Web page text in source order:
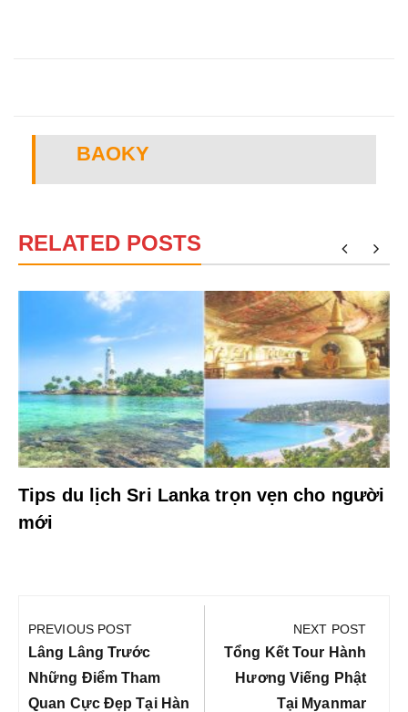
BAOKY
RELATED POSTS
Tips du lịch Sri Lanka trọn vẹn cho người
mới
hướng
bài
viết
PREVIOUS POST
Previous
Post:
Lâng Lâng Trước
Những Điểm Tham
Quan Cực Đẹp Tại Hàn
NEXT POST
Next
Post:
Tổng Kết Tour Hành
Hương Viếng Phật
Tại Myanmar